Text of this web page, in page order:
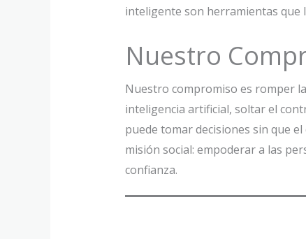
inteligente son herramientas que
Nuestro
Nuestro compromiso es romper
inteligencia artificial, soltar el
puede tomar decisiones sin que
misión social: empoderar a las
confianza.